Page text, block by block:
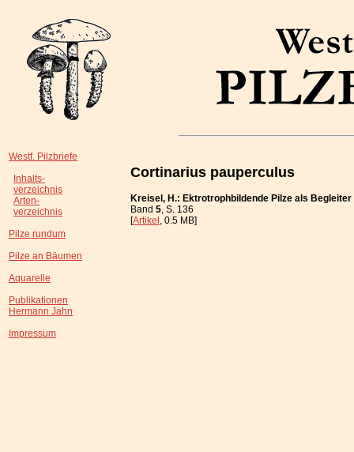
Westf. Pilzbriefe
Inhalts-
verzeichnis
Arten-
verzeichnis
Pilze rundum
Pilze an Bäumen
Aquarelle
Publikationen
Hermann Jahn
Impressum
Cortinarius pauperculus
Kreisel, H.: Ektrotrophbildende Pilze als
Band 5, S. 136
[Artikel, 0.5 MB]